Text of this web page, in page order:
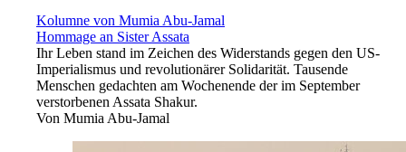
Kolumne von Mumia Abu-Jamal
Hommage an Sister Assata
Ihr Leben stand im Zeichen des Widerstands gegen den US-
Imperialismus und revolutionärer Solidarität. Tausende
Menschen gedachten am Wochenende der im September
verstorbenen Assata Shakur.
Von Mumia Abu-Jamal